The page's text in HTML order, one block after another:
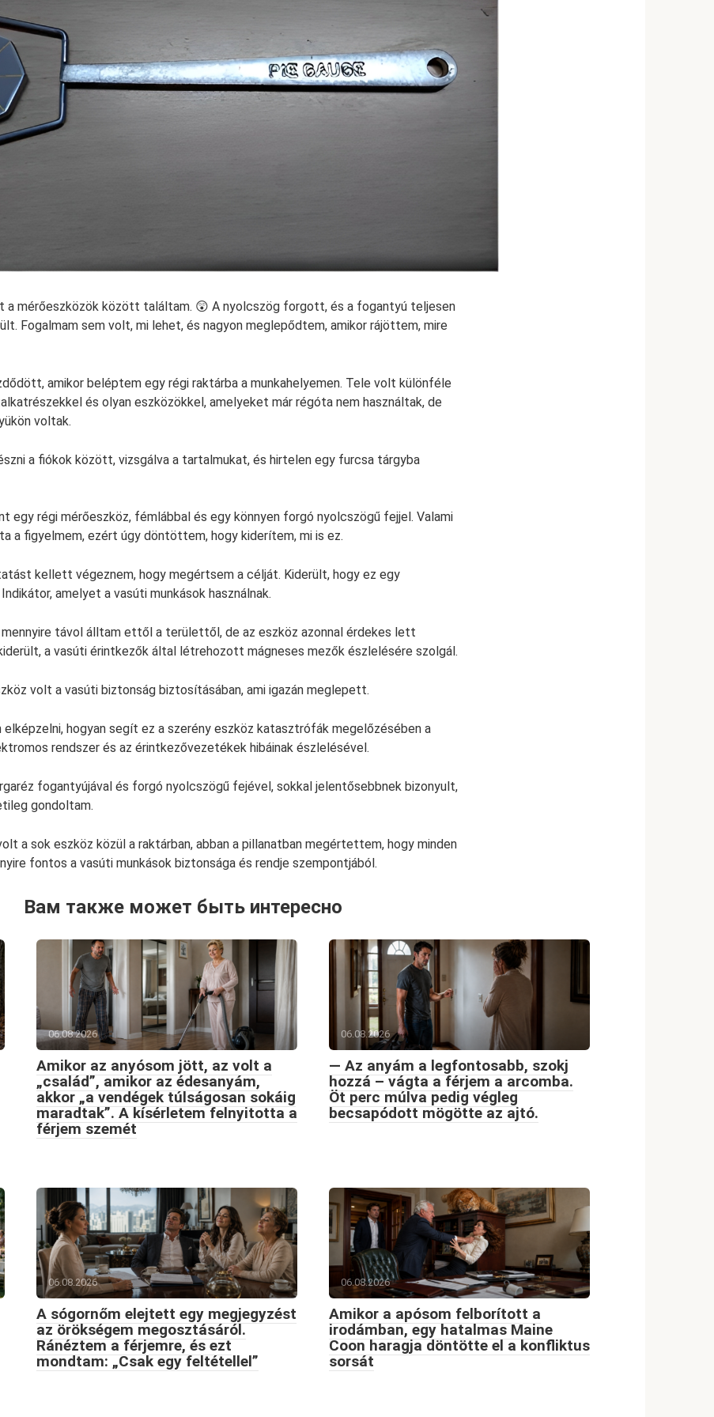
a mérőeszközök között találtam. 😲 A nyolcszög forgott, és a fogantyú teljesen
Fogalmam sem volt, mi lehet, és nagyon meglepődtem, amikor rájöttem, mire
amikor beléptem egy régi raktárba a munkahelyemen. Tele volt különféle
és olyan eszközökkel, amelyeket már régóta nem használtak, de
voltak.
a fiókok között, vizsgálva a tartalmukat, és hirtelen egy furcsa tárgyba
egy régi mérőeszköz, fémlábbal és egy könnyen forgó nyolcszögű fejjel. Valami
a figyelmem, ezért úgy döntöttem, hogy kiderítem, mi is ez.
kellett végeznem, hogy megértsem a célját. Kiderült, hogy ez egy
amelyet a vasúti munkások használnak.
távol álltam ettől a területtől, de az eszköz azonnal érdekes lett
a vasúti érintkezők által létrehozott mágneses mezők észlelésére szolgál.
volt a vasúti biztonság biztosításában, ami igazán meglepett.
hogyan segít ez a szerény eszköz katasztrófák megelőzésében a
rendszer és az érintkezővezetékek hibáinak észlelésével.
fogantyújával és forgó nyolcszögű fejével, sokkal jelentősebbnek bizonyult,
gondoltam.
a sok eszköz közül a raktárban, abban a pillanatban megértettem, hogy minden
fontos a vasúti munkások biztonsága és rendje szempontjából.
Вам также может быть интересно
06.08.2026
Amikor az anyósom jött, az volt a
„család”, amikor az édesanyám,
akkor „a vendégek túlságosan sokáig
maradtak”. A kísérletem felnyitotta a
férjem szemét
06.08.2026
— Az anyám a legfontosabb, szokj
hozzá – vágta a férjem a arcomba.
Öt perc múlva pedig végleg
becsapódott mögötte az ajtó.
06.08.2026
A sógornőm elejtett egy megjegyzést
az örökségem megosztásáról.
Ránéztem a férjemre, és ezt
mondtam: „Csak egy feltétellel”
06.08.2026
Amikor a apósom felborított a
irodámban, egy hatalmas Maine
Coon haragja döntötte el a konfliktus
sorsát